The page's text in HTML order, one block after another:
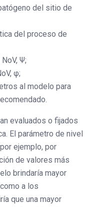
del sitio de
del proceso de
Ψ;
φ;
al modelo para
evaluados o fijados
El parámetro de nivel
ejemplo, por
de valores más
brindaría mayor
a los
que una mayor